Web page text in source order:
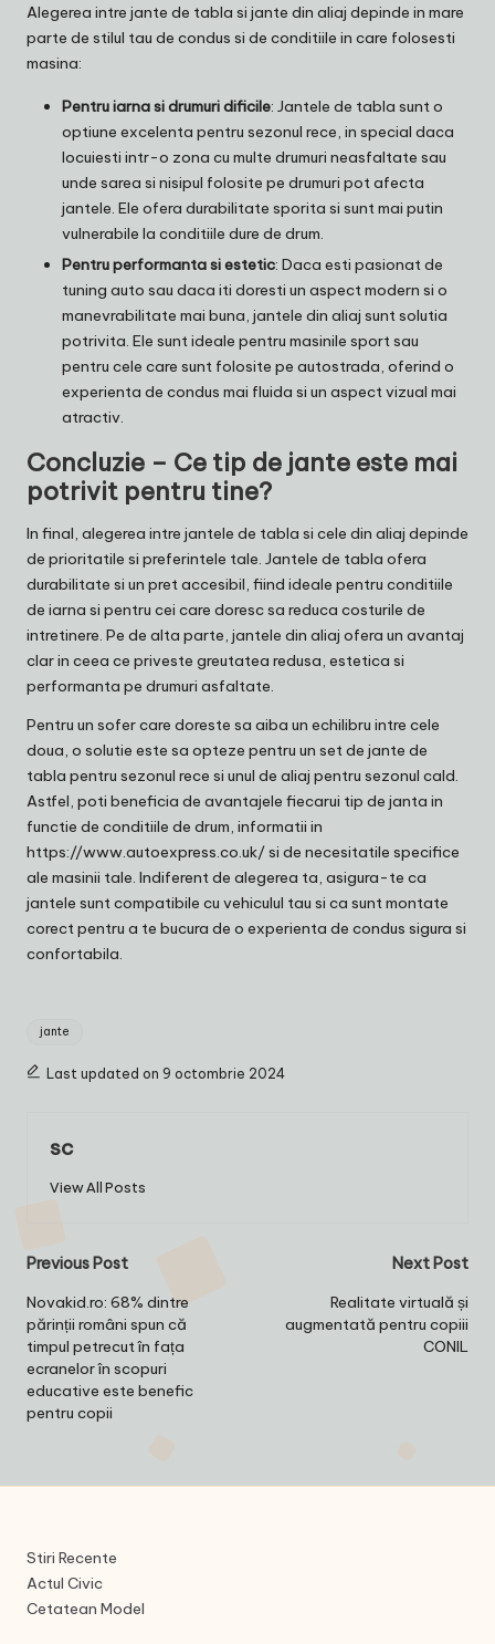
Alegerea intre jante de tabla si jante din aliaj depinde in mare
parte de stilul tau de condus si de conditiile in care folosesti
masina:
Pentru iarna si drumuri dificile: Jantele de tabla sunt o
optiune excelenta pentru sezonul rece, in special daca
locuiesti intr-o zona cu multe drumuri neasfaltate sau
unde sarea si nisipul folosite pe drumuri pot afecta
jantele. Ele ofera durabilitate sporita si sunt mai putin
vulnerabile la conditiile dure de drum.
Pentru performanta si estetic: Daca esti pasionat de
tuning auto sau daca iti doresti un aspect modern si o
manevrabilitate mai buna, jantele din aliaj sunt solutia
potrivita. Ele sunt ideale pentru masinile sport sau
pentru cele care sunt folosite pe autostrada, oferind o
experienta de condus mai fluida si un aspect vizual mai
atractiv.
Concluzie – Ce tip de jante este mai
potrivit pentru tine?
In final, alegerea intre jantele de tabla si cele din aliaj depinde
de prioritatile si preferintele tale. Jantele de tabla ofera
durabilitate si un pret accesibil, fiind ideale pentru conditiile
de iarna si pentru cei care doresc sa reduca costurile de
intretinere. Pe de alta parte, jantele din aliaj ofera un avantaj
clar in ceea ce priveste greutatea redusa, estetica si
performanta pe drumuri asfaltate.
Pentru un sofer care doreste sa aiba un echilibru intre cele
doua, o solutie este sa opteze pentru un set de jante de
tabla pentru sezonul rece si unul de aliaj pentru sezonul cald.
Astfel, poti beneficia de avantajele fiecarui tip de janta in
functie de conditiile de drum, informatii in
https://www.autoexpress.co.uk/si de necesitatile specifice
ale masinii tale. Indiferent de alegerea ta, asigura-te ca
jantele sunt compatibile cu vehiculul tau si ca sunt montate
corect pentru a te bucura de o experienta de condus sigura si
confortabila.
Tags:
jante
Last updated on 9 octombrie 2024
sc
View All Posts
Post
navigation
Previous Post
Novakid.ro: 68% dintre
părinții români spun că
timpul petrecut în fața
ecranelor în scopuri
educative este benefic
pentru copii
Next Post
Realitate virtuală și
augmentată pentru copiii
CONIL
Stiri Recente
Actul Civic
Cetatean Model